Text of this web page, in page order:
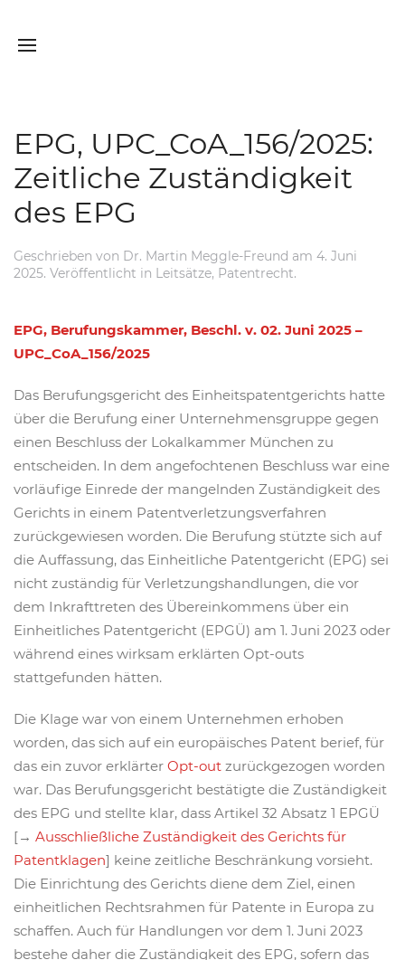
EPG, UPC_CoA_156/2025:
Zeitliche Zuständigkeit
des EPG
Geschrieben von Dr. Martin Meggle-Freund am 4. Juni
2025. Veröffentlicht in Leitsätze, Patentrecht.
EPG, Berufungskammer, Beschl. v. 02. Juni 2025 –
UPC_CoA_156/2025
Das Berufungsgericht des Einheitspatentgerichts hatte
über die Berufung einer Unternehmensgruppe gegen
einen Beschluss der Lokalkammer München zu
entscheiden. In dem angefochtenen Beschluss war eine
vorläufige Einrede der mangelnden Zuständigkeit des
Gerichts in einem Patentverletzungsverfahren
zurückgewiesen worden. Die Berufung stützte sich auf
die Auffassung, das Einheitliche Patentgericht (EPG) sei
nicht zuständig für Verletzungshandlungen, die vor
dem Inkrafttreten des Übereinkommens über ein
Einheitliches Patentgericht (EPGÜ) am 1. Juni 2023 oder
während eines wirksam erklärten Opt-outs
stattgefunden hätten.
Die Klage war von einem Unternehmen erhoben
worden, das sich auf ein europäisches Patent berief, für
das ein zuvor erklärter Opt-out zurückgezogen worden
war. Das Berufungsgericht bestätigte die Zuständigkeit
des EPG und stellte klar, dass Artikel 32 Absatz 1 EPGÜ
[→ Ausschließliche Zuständigkeit des Gerichts für
Patentklagen] keine zeitliche Beschränkung vorsieht.
Die Einrichtung des Gerichts diene dem Ziel, einen
einheitlichen Rechtsrahmen für Patente in Europa zu
schaffen. Auch für Handlungen vor dem 1. Juni 2023
bestehe daher die Zuständigkeit des EPG, sofern das